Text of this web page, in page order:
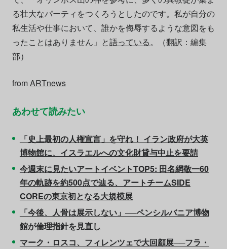
る壮大なパーティをつくろうとしたのです。私が自分の
私生活や仕事において、誰かを侮辱するような意図をも
ったことはありません」と語っている。（翻訳：編集
部）
fromARTnews
あわせて読みたい
「史上最初の人権宣言」を守れ！ イラン政府が大英
博物館に、イスラエルへの文化財貸与中止を要請
今週末に見たいアートイベントTOP5: 田名網敬一60
年の軌跡を約500点で辿る、アートチームSIDE
COREの東京初となる大規模展
「今後、人骨は展示しない」──ペンシルバニア博物
館が倫理指針を見直し
マーク・ロスコ、フィレンツェで大回顧展──フラ・